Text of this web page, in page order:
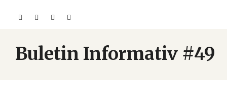
Buletin Informativ #49